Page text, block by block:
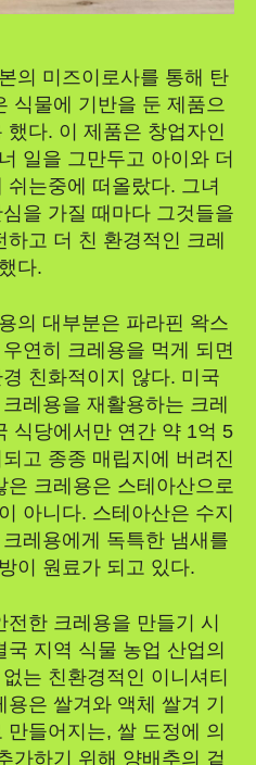
의 미즈이로사를 통해 탄
식물에 기반을 둔 제품으
다. 이 제품은 창업자인
일을 그만두고 아이와 더
는중에 떠올랐다. 그녀
을 가질 때마다 그것들을
고 더 친 환경적인 크레
다.
의 대부분은 파라핀 왁스
연히 크레용을 먹게 되면
친화적이지 않다. 미국
레용을 재활용하는 크레
식당에서만 연간 약 1억 5
고 종종 매립지에 버려진
은 크레용은 스테아산으로
아니다. 스테아산은 수지
레용에게 독특한 냄새를
이 원료가 되고 있다.
한 크레용을 만들기 시
지역 식물 농업 산업의
는 친환경적인 이니셔티
은 쌀겨와 액체 쌀겨 기
들어지는, 쌀 도정에 의
가하기 위해 양배추의 겉